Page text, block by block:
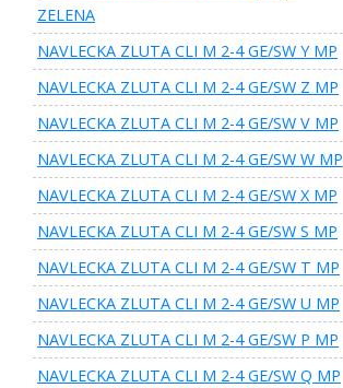
ZELENA
NAVLECKA ZLUTA CLI M 2-4 GE/SW Y MP
NAVLECKA ZLUTA CLI M 2-4 GE/SW Z MP
NAVLECKA ZLUTA CLI M 2-4 GE/SW V MP
NAVLECKA ZLUTA CLI M 2-4 GE/SW W MP
NAVLECKA ZLUTA CLI M 2-4 GE/SW X MP
NAVLECKA ZLUTA CLI M 2-4 GE/SW S MP
NAVLECKA ZLUTA CLI M 2-4 GE/SW T MP
NAVLECKA ZLUTA CLI M 2-4 GE/SW U MP
NAVLECKA ZLUTA CLI M 2-4 GE/SW P MP
NAVLECKA ZLUTA CLI M 2-4 GE/SW Q MP